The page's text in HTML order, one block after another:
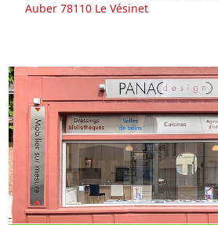
Auber 78110 Le Vésinet